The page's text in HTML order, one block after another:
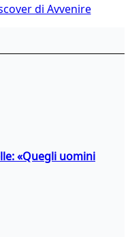
di Avvenire
«Quegli uomini